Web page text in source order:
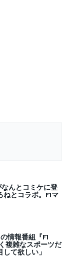
なんとコミケに登
とコラボ。F1マ
情報番組『F1
複雑なスポーツだ
て欲しい」